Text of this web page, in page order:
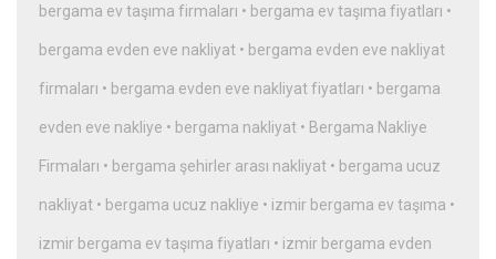
bergama ev taşıma firmaları • bergama ev taşıma fiyatları •
bergama evden eve nakliyat • bergama evden eve nakliyat
firmaları • bergama evden eve nakliyat fiyatları • bergama
evden eve nakliye • bergama nakliyat • Bergama Nakliye
Firmaları • bergama şehirler arası nakliyat • bergama ucuz
nakliyat • bergama ucuz nakliye • izmir bergama ev taşıma •
izmir bergama ev taşıma fiyatları • izmir bergama evden